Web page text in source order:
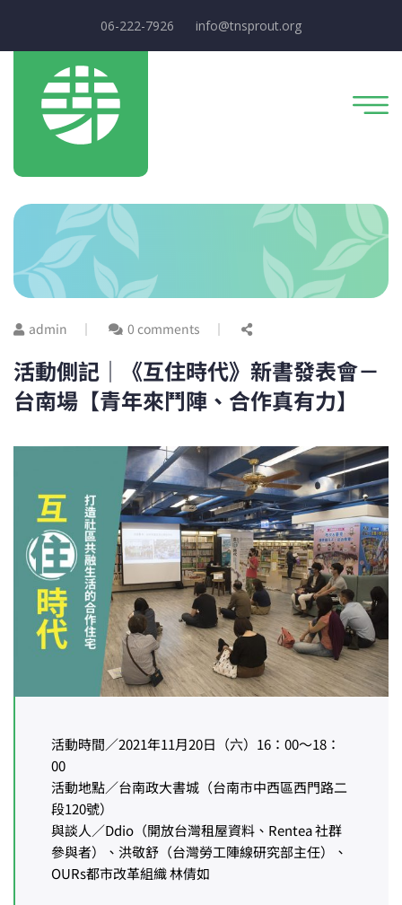
06-222-7926 info@tnsprout.org
admin 0 comments
活動側記｜《互住時代》新書發表會－
台南場【青年來鬥陣、合作真有力】
活動時間／2021年11月20日（六）16：00～18：
00
活動地點／台南政大書城（台南市中西區西門路二
段120號）
與談人／Ddio（開放台灣租屋資料、Rentea 社群
參與者）、洪敬舒（台灣勞工陣線研究部主任）、
OURs都市改革組織 林倩如